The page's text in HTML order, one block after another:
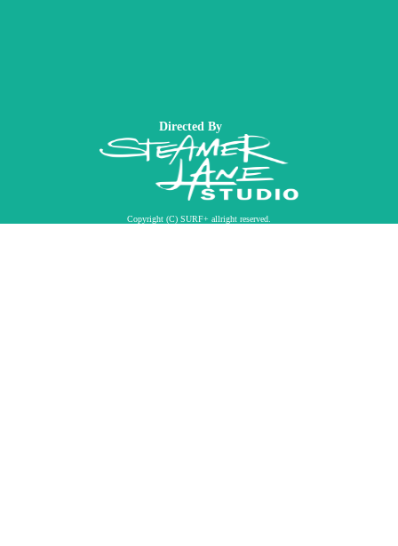
Directed By
Copyright (C) SURF+ allright reserved.